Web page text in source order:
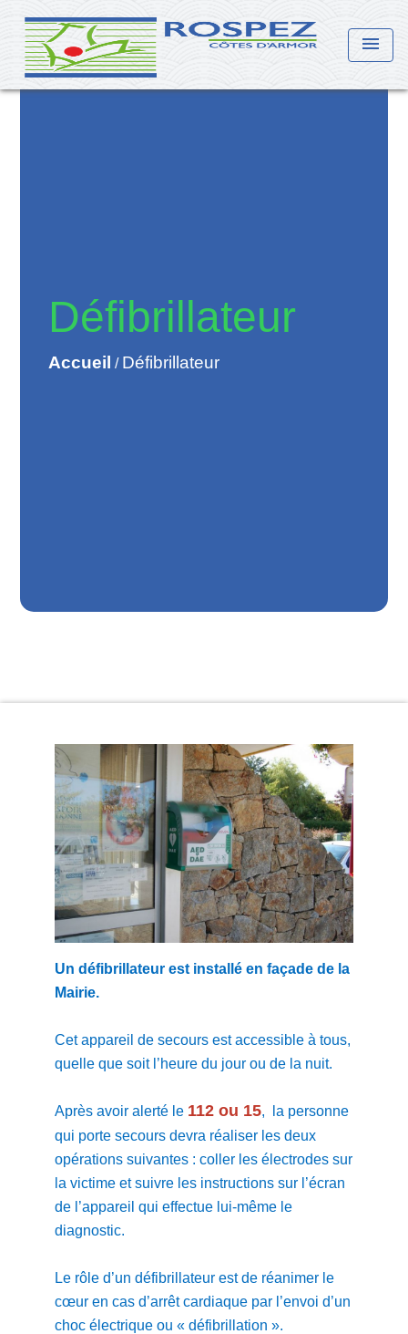
menu
Défibrillateur
Accueil / Défibrillateur
Un défibrillateur est installé en façade de la
Mairie.
Cet appareil de secours est accessible à tous,
quelle que soit l’heure du jour ou de la nuit.
Après avoir alerté le 112 ou 15, la personne
qui porte secours devra réaliser les deux
opérations suivantes : coller les électrodes sur
la victime et suivre les instructions sur l’écran
de l’appareil qui effectue lui-même le
diagnostic.
Le rôle d’un défibrillateur est de réanimer le
cœur en cas d’arrêt cardiaque par l’envoi d’un
choc électrique ou « défibrillation ».